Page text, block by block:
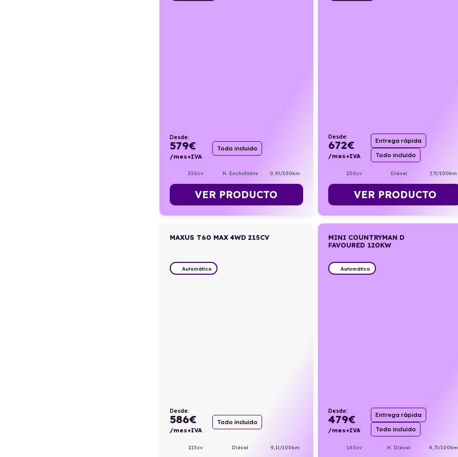
Desde:
579€
/mes+IVA
Todo incluido
350cv H. Enchufable 0,9l/100km
VER PRODUCTO
Desde:
672€
/mes+IVA
Entrega rápida
Todo incluido
202cv Diésel 7,7l/100km
VER PRODUCTO
MAXUS T60 MAX 4WD 215CV
Automático
Desde:
586€
/mes+IVA
Todo incluido
215cv Diésel 9,1l/100km
MINI COUNTRYMAN D
FAVOURED 120KW
Automático
Desde:
479€
/mes+IVA
Entrega rápida
Todo incluido
163cv H. Diésel 4,7l/100km